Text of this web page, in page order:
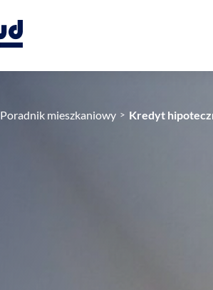
Poradnik mieszkaniowy > Kredyt